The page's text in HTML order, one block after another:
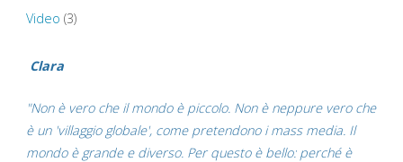
Video (3)
Clara
"Non è vero che il mondo è piccolo. Non è neppure vero che
è un 'villaggio globale', come pretendono i mass media. Il
mondo è grande e diverso. Per questo è bello: perché è